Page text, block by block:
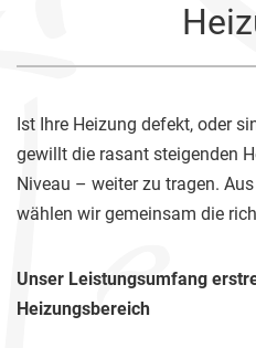
Ist Ihre Heizung defekt, oder
gewillt die rasant steigenden
Niveau – weiter zu tragen.
wählen wir gemeinsam die
Unser Leistungsumfang
Heizungsbereich